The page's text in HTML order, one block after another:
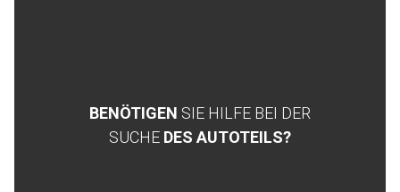
BENÖTIGEN SIE HILFE BEI DER
SUCHE DES AUTOTEILS?